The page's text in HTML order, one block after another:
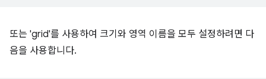
또는 'grid'를 사용하여 크기와 영역 이름을 모두 설정하려면 다
음을 사용합니다.